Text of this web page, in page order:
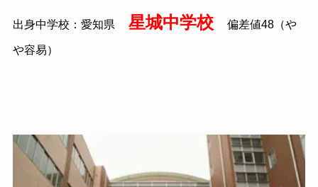
出身中学校：愛知県 星城中学校 偏差値48（や
や容易）